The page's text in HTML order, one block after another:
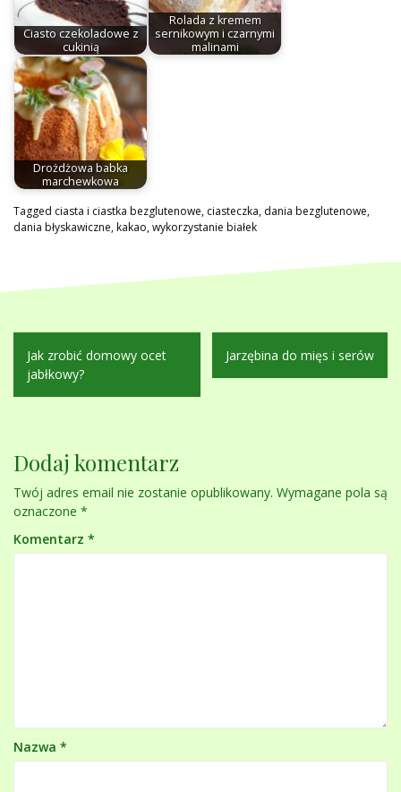
Ciasto czekoladowe z
cukinią
Rolada z kremem
sernikowym i czarnymi
malinami
Drożdżowa babka
marchewkowa
Tagged ciasta i ciastka bezglutenowe, ciasteczka, dania bezglutenowe,
dania błyskawiczne,kakao,wykorzystanie białek
Nawigacja
wpisu
Jak zrobić domowy ocet
jabłkowy?
Jarzębina do mięs i serów
Dodaj komentarz
Twój adres email nie zostanie opublikowany. Wymagane pola są
oznaczone *
Komentarz *
Nazwa *